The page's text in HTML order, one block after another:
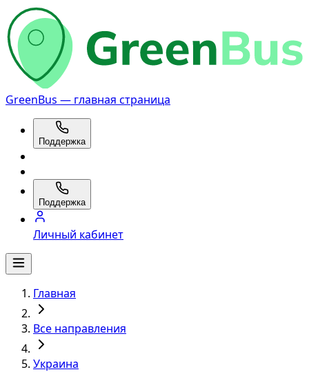
GreenBus — главная страница
Поддержка
Поддержка
Личный кабинет
Главная
Все направления
Украина